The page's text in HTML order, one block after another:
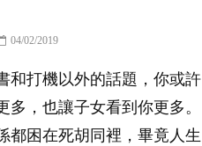
04/02/2019
和打機以外的話題，你或許
多，也讓子女看到你更多。
都困在死胡同裡，畢竟人生